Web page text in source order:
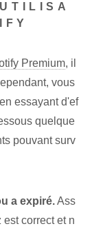
Premium, il
vous
essayant d'ef
quelque
pouvant surv
a expiré.Ass
correct et n